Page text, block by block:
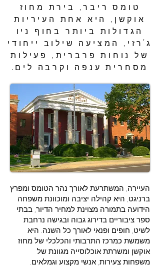
טומס ריבר, בירת מחוז
אוקשן, היא אחת העיריות
הגדולות ביותר בחוף ניו
ג'רזי, המציעה שילוב ייחודי
של נוחות פרברית, פעילות
מסחרית ענפה וקרבה לים.
העיירה, המשתרעת לאורך נהר הטומס ומפרץ
ברניגט, היא קהילה יציבה ומוכוונת משפחה
הידועה בתמורה מצוינת למחיר הדיור, בבתי
ספר ציבוריים בדירוג גבוה ובגישה נרחבת
לשיט, חופים ופנאי לאורך כל השנה. היא
משמשת כמרכז התרבותי והכלכלי של מחוז
אוקשן ומשרתת אוכלוסייה מגוונת של
משפחות צעירות, אנשי מקצוע וגמלאים.